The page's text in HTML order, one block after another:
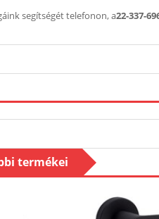
segítségét telefonon, a22-337-
termékei